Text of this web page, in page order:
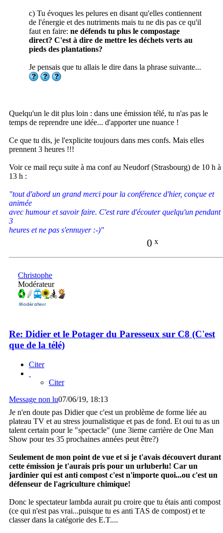
c) Tu évoques les pelures en disant qu'elles contiennent
de l'énergie et des nutriments mais tu ne dis pas ce qu'il
faut en faire: ne défends tu plus le compostage
direct? C'est à dire de mettre les déchets verts au
pieds des plantations?
Je pensais que tu allais le dire dans la phrase suivante...
Quelqu'un le dit plus loin : dans une émission télé, tu n'as pas le
temps de reprendre une idée... d'apporter une nuance !
Ce que tu dis, je l'explicite toujours dans mes confs. Mais elles
prennent 3 heures !!!
Voir ce mail reçu suite à ma conf au Neudorf (Strasbourg) de 10 h à
13 h :
"tout d'abord un grand merci pour la conférence d'hier, conçue et
animée
avec humour et savoir faire. C'est rare d'écouter quelqu'un pendant
3
heures et ne pas s'ennuyer :-)"
0 x
Christophe
Modérateur
Re: Didier et le Potager du Paresseux sur C8 (C'est
que de la télé)
Citer
Citer
Message non lu07/06/19, 18:13
Je n'en doute pas Didier que c'est un problème de forme liée au
plateau TV et au stress journalistique et pas de fond. Et oui tu as un
talent certain pour le "spectacle" (une 3ieme carrière de One Man
Show pour tes 35 prochaines années peut être?)
Seulement de mon point de vue et si je t'avais découvert durant
cette émission je t'aurais pris pour un urluberlu! Car un
jardinier qui est anti compost c'est n'importe quoi...ou c'est un
défenseur de l'agriculture chimique!
Donc le spectateur lambda aurait pu croire que tu étais anti compost
(ce qui n'est pas vrai...puisque tu es anti TAS de compost) et te
classer dans la catégorie des E.T....